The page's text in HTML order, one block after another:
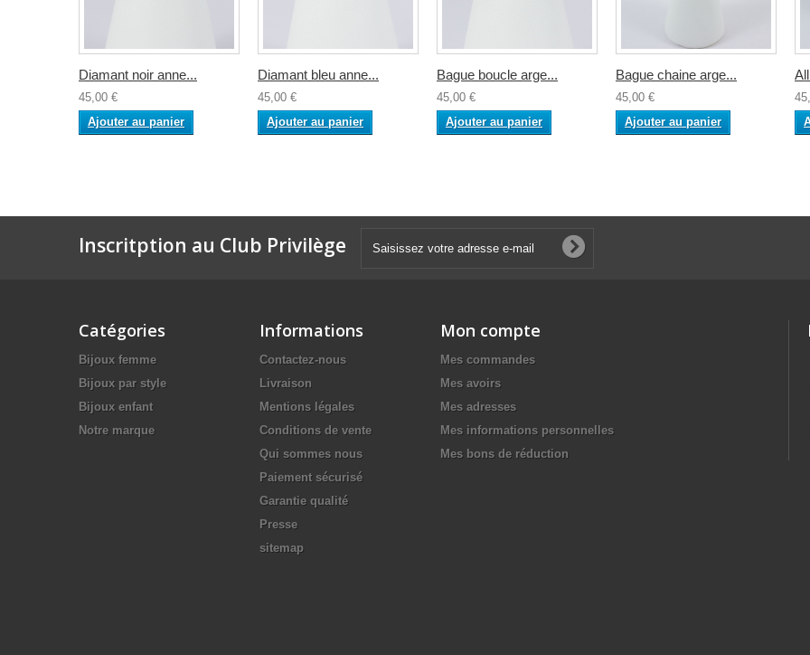
Diamant noir anne...
45,00 €
Ajouter au panier
Diamant bleu anne...
45,00 €
Ajouter au panier
Bague boucle arge...
45,00 €
Ajouter au panier
Bague chaine arge...
45,00 €
Ajouter au panier
Inscritption au Club Privilège
Catégories
Bijoux femme
Bijoux par style
Bijoux enfant
Notre marque
Informations
Contactez-nous
Livraison
Mentions légales
Conditions de vente
Qui sommes nous
Paiement sécurisé
Garantie qualité
Presse
sitemap
Mon compte
Mes commandes
Mes avoirs
Mes adresses
Mes informations personnelles
Mes bons de réduction